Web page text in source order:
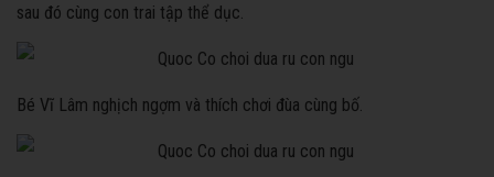
sau đó cùng con trai tập thể dục.
Bé Vĩ Lâm nghịch ngợm và thích chơi đùa cùng bố.